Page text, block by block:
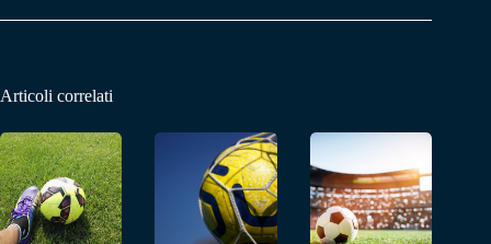
Articoli correlati